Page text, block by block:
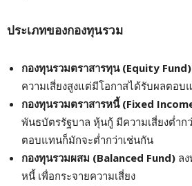
ประเภทของกองทุนรวม
กองทุนรวมตราสารทุน (Equity Fund)
ความเสี่ยงสูงแต่มีโอกาสได้รับผลตอบ
กองทุนรวมตราสารหนี้ (Fixed
พันธบัตรรัฐบาล หุ้นกู้ มีความเสี่ยงต่ำ
ตอบแทนก็มักจะต่ำกว่าเช่นกัน
กองทุนรวมผสม (Balanced Fund) ล
หนี้ เพื่อกระจายความเสี่ยง